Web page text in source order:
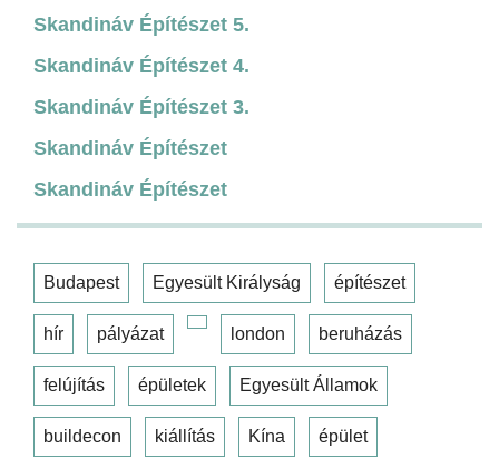
Skandináv Építészet 5.
Skandináv Építészet 4.
Skandináv Építészet 3.
Skandináv Építészet
Skandináv Építészet
Budapest Egyesült Királyság építészet
hír pályázat london beruházás
felújítás épületek Egyesült Államok
buildecon kiállítás Kína épület